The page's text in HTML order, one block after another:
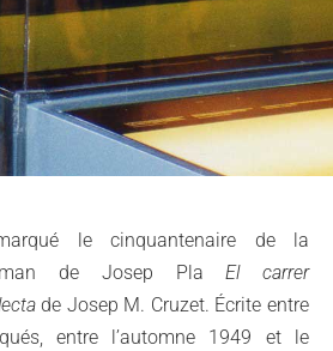
le cinquantenaire de la
de Josep PlaEl carrer
de Josep M. Cruzet. Écrite entre
entre l’automne 1949 et le